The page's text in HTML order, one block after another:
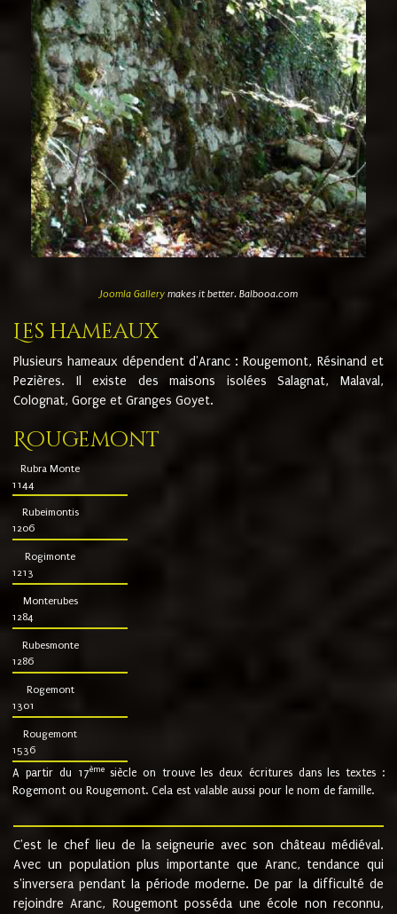
Joomla Gallerymakes it better. Balbooa.com
Les hameaux
Plusieurs hameaux dépendent d'Aranc : Rougemont, Résinand et
Pezières. Il existe des maisons isolées Salagnat, Malaval,
Colognat, Gorge et Granges Goyet.
Rougemont
Rubra Monte
1144
Rubeimontis
1206
Rogimonte
1213
Monterubes
1284
Rubesmonte
1286
Rogemont
1301
Rougemont
1536
A partir du 17ème siècle on trouve les deux écritures dans les textes :
Rogemont ou Rougemont. Cela est valable aussi pour le nom de famille.
C'est le chef lieu de la seigneurie avec son château médiéval.
Avec un population plus importante que Aranc, tendance qui
s'inversera pendant la période moderne. De par la difficulté de
rejoindre Aranc, Rougemont posséda une école non reconnu,